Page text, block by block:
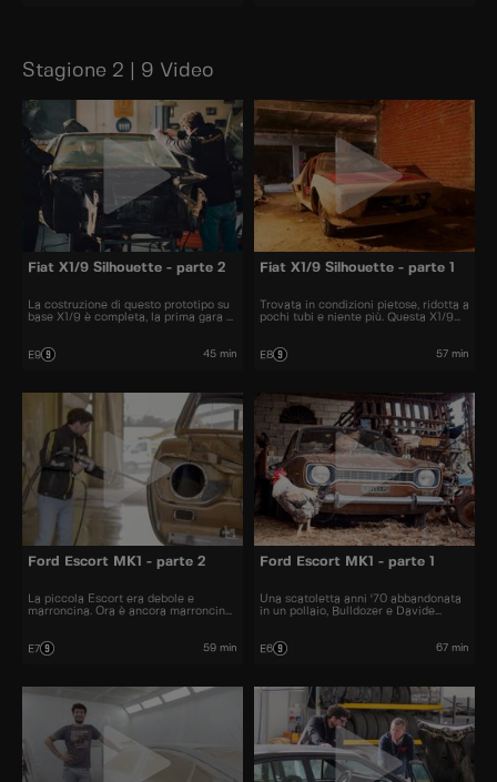
Stagione 2 | 9 Video
Fiat X1/9 Silhouette - parte 2
La costruzione di questo prototipo su
base X1/9 è completa, la prima gara si
E9 45 min
Fiat X1/9 Silhouette - parte 1
Trovata in condizioni pietose, ridotta a
pochi tubi e niente più. Questa X1/9
E8 57 min
Ford Escort MK1 - parte 2
La piccola Escort era debole e
marroncina. Ora è ancora marroncina,
E7 59 min
Ford Escort MK1 - parte 1
Una scatoletta anni '70 abbandonata
in un pollaio, Bulldozer e Davide
E6 67 min